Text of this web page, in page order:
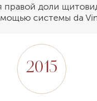
правой доли
системы da
2015